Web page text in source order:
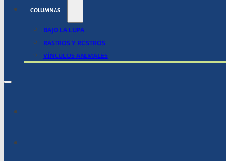
COLUMNAS
BAJO LA LUPA
RASTROS Y ROSTROS
VÍNCULOS ANIMALES